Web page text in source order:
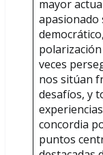
mayor
apasionado
veces
nos sitúan
desafíos, y
concordia
puntos